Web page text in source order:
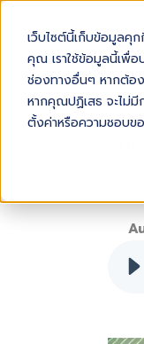
เว็บไซต์นี้เก็บข้อมูลคุ
คุณ เราใช้ข้อมูลนี้เพื่อ
ช่องทางอื่นๆ หากต้อง
หากคุณปฏิเสธ จะไม่มี
ตั้งค่าหรือความชอบ